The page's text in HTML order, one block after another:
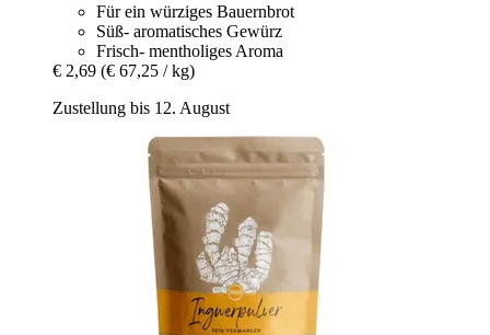
Für ein würziges Bauernbrot
Süß- aromatisches Gewürz
Frisch- mentholiges Aroma
€ 2,69 (€ 67,25 / kg)
Zustellung bis 12. August